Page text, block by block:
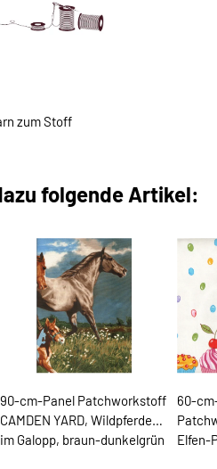
zum Stoff
folgende Artikel:
90-cm-Panel Patchworkstoff
CAMDEN YARD, Wildpferde
im Galopp, braun-dunkelgrün
60-
Elfen-